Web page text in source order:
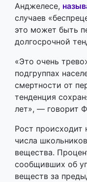
Анджелесе,
случаев
это может быть
долгосрочной
«Это очень
подгруппах
смертности от
тенденция
лет», — говорит
Рост происходит
числа
вещества.
сообщивших об
веществ за